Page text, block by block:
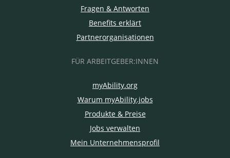
Fragen & Antworten
Benefits erklärt
Partnerorganisationen
FÜR ARBEITGEBER:INNEN
myAbility.org
Warum myAbility.jobs
Produkte & Preise
Jobs verwalten
Mein Unternehmensprofil